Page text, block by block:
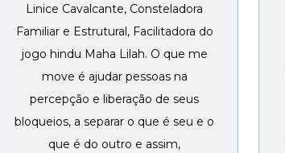
Linice Cavalcante, Consteladora
Familiar e Estrutural, Facilitadora do
jogo hindu Maha Lilah. O que me
move é ajudar pessoas na
percepção e liberação de seus
bloqueios, a separar o que é seu e o
que é do outro e assim,